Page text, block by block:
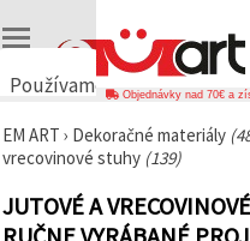
Používame
🍪
Používame
podobné
technológie,
Objednávky nad 70€ a
EM ART › Dekoračné materiály
vrecovinové stuhy (139)
JUTOVÉ A